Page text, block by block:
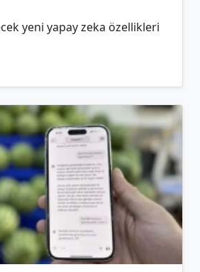
yeni yapay zeka özellikleri